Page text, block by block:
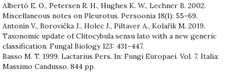
Albertó E. O., Petersen R. H., Hughes K. W., Lechner B. 2002.
Miscellaneous notes on Pleurotus. Persoonia 18(1): 55–69.
Antonín V., Borovička J., Holec J., Piltaver A., Kolařík M. 2019.
Taxonomic update of Clitocybula sensu lato with a new generic
classification. Fungal Biology 123: 431–447.
Basso M. T. 1999. Lactarius Pers. In: Fungi Europaei. Vol. 7. Italia:
Massimo Candusso. 844 pp.